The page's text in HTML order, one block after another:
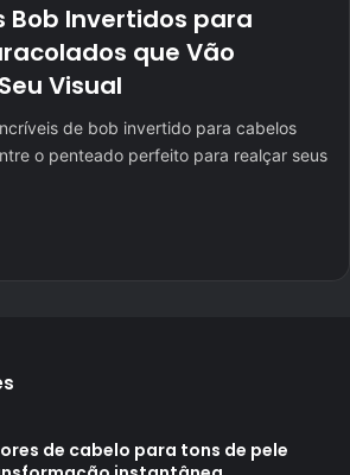
Bob Invertidos para
que Vão
Visual
de bob invertido para cabelos
o penteado perfeito para realçar seus
de cabelo para tons de pele